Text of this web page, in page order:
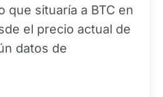
que situaría a BTC en
el precio actual de
datos de